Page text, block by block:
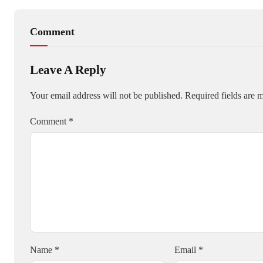
Comment
Leave A Reply
Your email address will not be published. Required fields are
Comment *
Name * Email *